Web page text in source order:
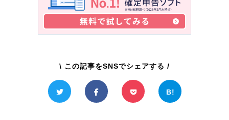
\ この記事をSNSでシェアする /